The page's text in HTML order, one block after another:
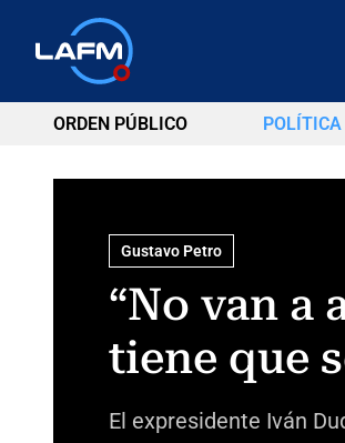
ORDEN PÚBLICO POLÍTICA
Gustavo Petro
“No van a
tiene que
El expresidente Iván